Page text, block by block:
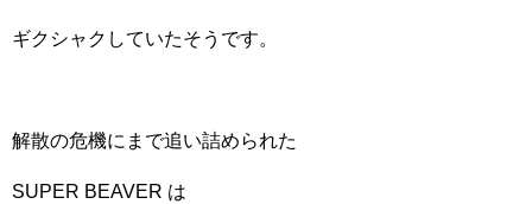
ギクシャクしていたそうです。
解散の危機にまで追い詰められた
SUPER BEAVER は